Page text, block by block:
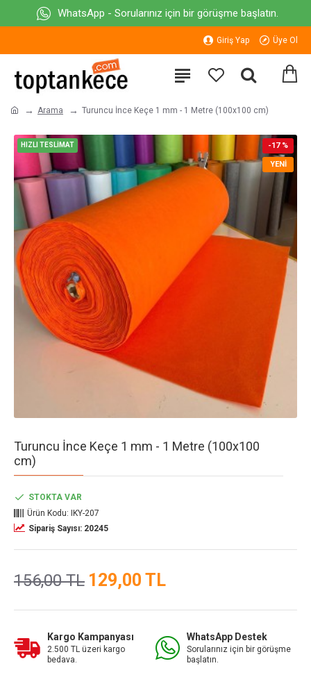
WhatsApp - Sorularınız için bir görüşme başlatın.
Giriş Yap Üye Ol
Arama Turuncu İnce Keçe 1 mm - 1 Metre (100x100 cm)
HIZLI TESLİMAT
YENI
-17 %
Turuncu İnce Keçe 1 mm - 1 Metre (100x100
cm)
129,00 TL
156,00 TL
STOKTA VAR
Ürün Kodu:
IKY-207
Sipariş Sayısı: 20245
Kargo Kampanyası
2.500 TL üzeri kargo
bedava.
WhatsApp Destek
Sorularınız için bir görüşme
başlatın.